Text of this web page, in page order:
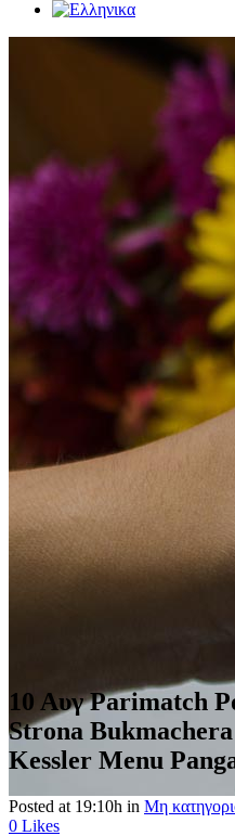
10 ΑυγParimatch
Strona
Kessler Menu
Posted at 19:10h in Μη
0 Likes